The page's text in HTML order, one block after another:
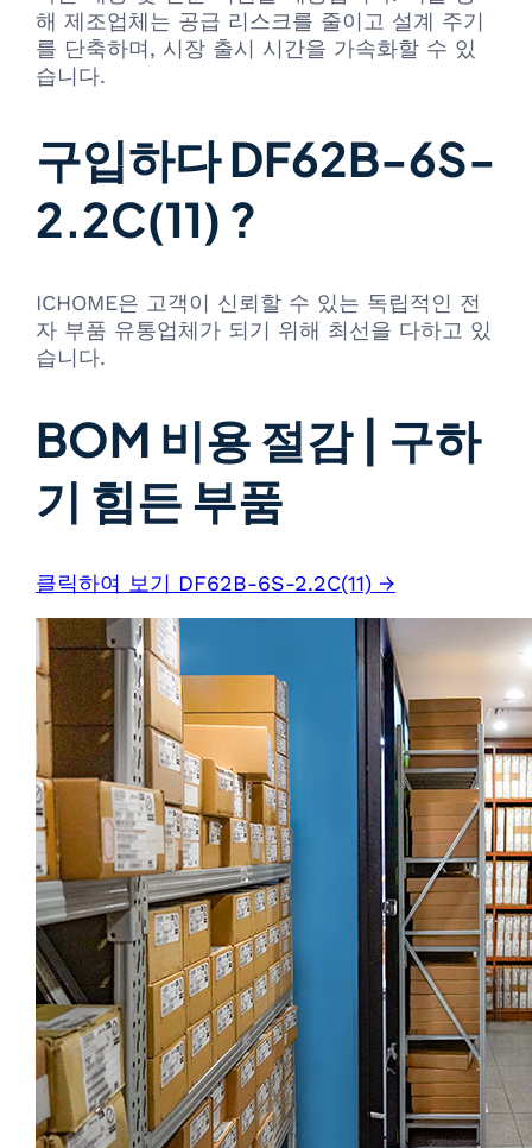
해 제조업체는 공급 리스크를 줄이고 설계 주기
를 단축하며, 시장 출시 시간을 가속화할 수 있
습니다.
구입하다 DF62B-6S-
2.2C(11) ?
ICHOME은 고객이 신뢰할 수 있는 독립적인 전
자 부품 유통업체가 되기 위해 최선을 다하고 있
습니다.
BOM 비용 절감 | 구하
기 힘든 부품
클릭하여 보기 DF62B-6S-2.2C(11) →